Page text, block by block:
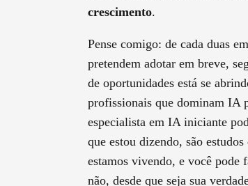
crescimento.
Pense comigo: de cada duas
pretendem adotar em breve,
de oportunidades está se
profissionais que dominam IA
especialista em IA iniciante
que estou dizendo, são
estamos vivendo, e você pode
não, desde que seja sua